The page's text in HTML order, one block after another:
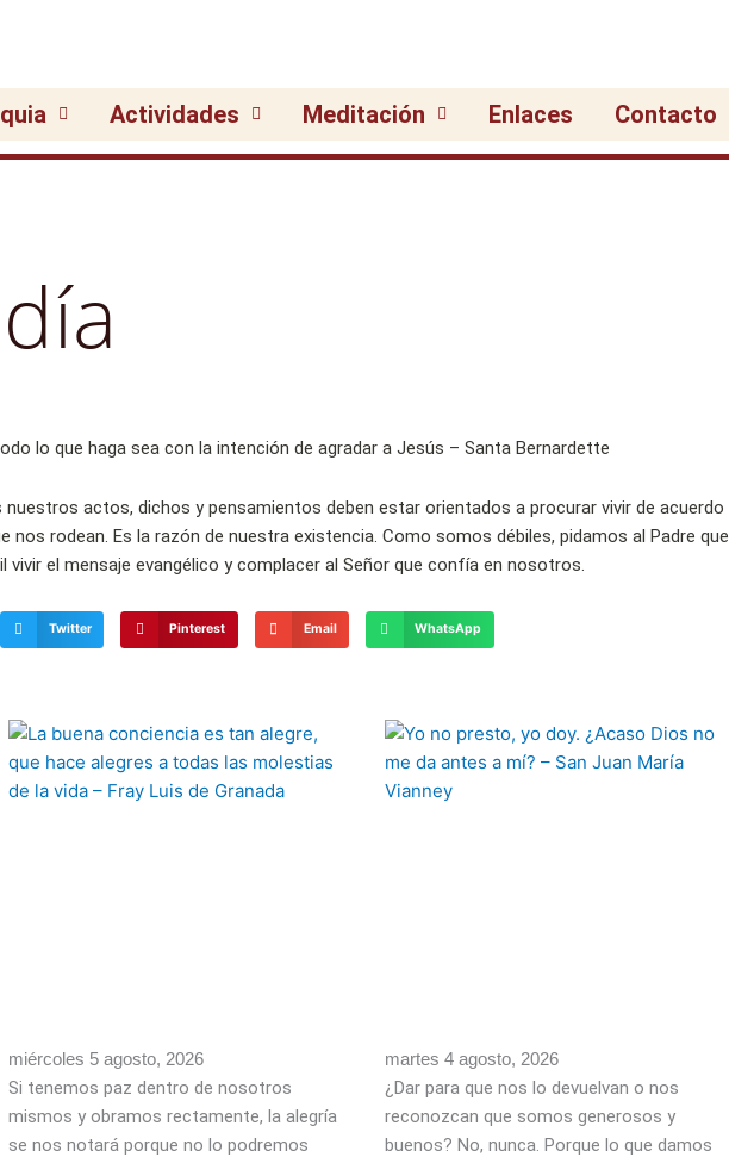
Actividades Meditación Enlaces Contacto
actos, dichos y pensamientos deben estar orientados a procurar vivir de acuerdo
nos rodean. Es la razón de nuestra existencia. Como somos débiles, pidamos al Padre que
el mensaje evangélico y complacer al Señor que confía en nosotros.
Twitter Pinterest Email WhatsApp
miércoles 5 agosto, 2026
Si tenemos paz dentro de nosotros
mismos y obramos rectamente, la alegría
se nos notará porque no lo podremos
martes 4 agosto, 2026
¿Dar para que nos lo devuelvan o nos
reconozcan que somos generosos y
buenos? No, nunca. Porque lo que damos
PáginaPáginaPáginaPáginaPágina